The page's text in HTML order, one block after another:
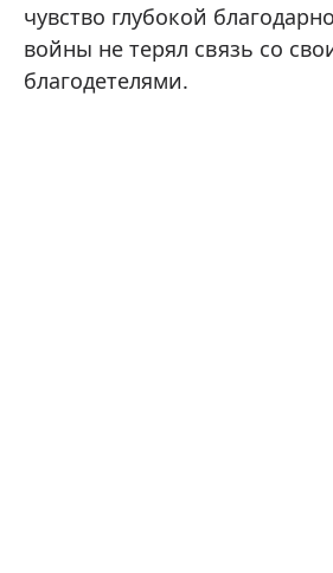
чувство глубокой
войны не терял связь со
благодетелями.